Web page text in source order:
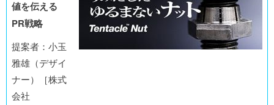
値を伝える
PR戦略
提案者：小玉
雅雄（デザイ
ナー）［株式
会社